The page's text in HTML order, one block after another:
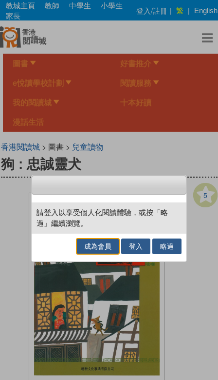
Skip
main
content
教城主頁 教師 中學生
小學生
家長
登入/註冊 | 繁 | English
圖書 好書推介
e悅讀學校計劃 閱讀服務
我的閱讀城 十本好讀
漫話生活
香港閱讀城> 圖書 > 兒童讀物
狗 : 忠誠靈犬
5
請登入以享受個人化閱讀體驗，或按「略
過」繼續瀏覽。
成為會員 登入 略過